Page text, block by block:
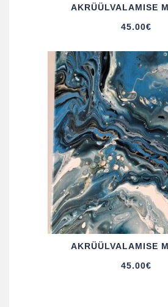
AKRÜÜL­VALAMISE
45.00€
AKRÜÜL­VALAMISE
45.00€